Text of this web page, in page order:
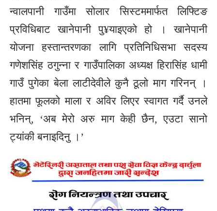
न्वालपानी गाउँमा सोलार सिस्टममार्फत लिफ्टिङ
प्रविधिबाट खानेपानी पु¥याइएको हो । खानेपानी
योजना हस्तान्तरणका लागि प्रतिनिधिसभा सदस्य
गणेशसिंह ठगुन्ना र गाउँपालिका अध्यक्ष हिरासिंह धामी
गाउँ पुगेका बेला लाटीदेवीले कुनै ठूलो माग गरिनन् ।
हातमा फूलको माला र अविर लिएर स्वागत गर्दै उनले
भनिन्, ‘अब मेरो अरु माग केही छैन, एउटा सानो
ट्यांकी बनाइदिनु ।’